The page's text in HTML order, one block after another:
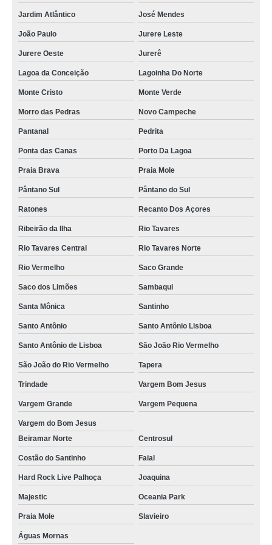
aluguel de planta valores Lagoa da Conceição
qual o valor de locação de plantas para feiras e congressos Jardim Atlântico
aluguel de plantas naturais Ribeirão da Ilha
aluguel de plantas naturais valores Jurere Oeste
locação de plantas para stands Rio Tavares
qual o valor de locação de plantas para decoração de eventos Slavieiro
preço de locação de plantas para feiras e congressos Cachoeira Bom Jesus
aluguel de plantas naturais valores José Mendes
aluguel de plantas para eventos Joinville
aluguel de planta para eventos Armação
locação de plantas naturais para eventos valores Rio Tavares Central
preço de locação de plantas ornamentais para eventos Santo Antônio de
Lisboa
qual o valor de aluguel de planta Brusque
locação de plantas para decoração de eventos valores Açores
locação de plantas naturais para eventos Barra Do Sambaqui
locação de plantas naturais Rio Tavares Central
qual o valor de locação de plantas para feiras e congressos Rio Vermelho
locação de paisagismo para feiras e congressos valores Cachoeira Do Bom
preço de aluguel de plantas naturais Ingleses Sul
locação de plantas para feiras e congressos Campeche Norte
Jardim Atlântico José Mendes
João Paulo Jurere Leste
Jurere Oeste Jurerê
Lagoa da Conceição Lagoinha Do Norte
Monte Cristo Monte Verde
Morro das Pedras Novo Campeche
Pantanal Pedrita
Ponta das Canas Porto Da Lagoa
Praia Brava Praia Mole
Pântano Sul Pântano do Sul
Ratones Recanto Dos Açores
Ribeirão da Ilha Rio Tavares
Rio Tavares Central Rio Tavares Norte
Rio Vermelho Saco Grande
Saco dos Limões Sambaqui
Santa Mônica Santinho
Santo Antônio Santo Antônio Lisboa
Santo Antônio de Lisboa São João Rio Vermelho
São João do Rio Vermelho Tapera
Trindade Vargem Bom Jesus
Vargem Grande Vargem Pequena
Vargem do Bom Jesus
Beiramar Norte
Centrosul
Costão do Santinho Faial
Hard Rock Live Palhoça Joaquina
Majestic Oceania Park
Praia Mole Slavieiro
Águas Mornas